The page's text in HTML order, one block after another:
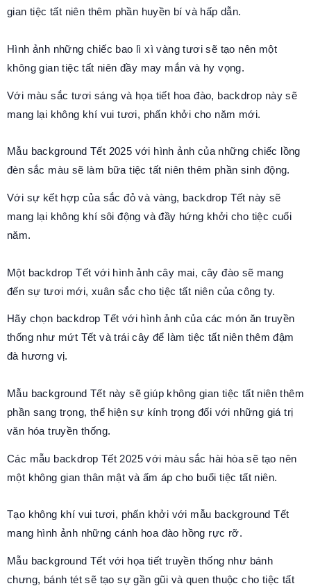
gian tiệc tất niên thêm phần huyền bí và hấp dẫn.
Hình ảnh những chiếc bao lì xì vàng tươi sẽ tạo nên một
không gian tiệc tất niên đầy may mắn và hy vọng.
Với màu sắc tươi sáng và họa tiết hoa đào, backdrop này sẽ
mang lại không khí vui tươi, phấn khởi cho năm mới.
Mẫu background Tết 2025 với hình ảnh của những chiếc lồng
đèn sắc màu sẽ làm bữa tiệc tất niên thêm phần sinh động.
Với sự kết hợp của sắc đỏ và vàng, backdrop Tết này sẽ
mang lại không khí sôi động và đầy hứng khởi cho tiệc cuối
năm.
Một backdrop Tết với hình ảnh cây mai, cây đào sẽ mang
đến sự tươi mới, xuân sắc cho tiệc tất niên của công ty.
Hãy chọn backdrop Tết với hình ảnh của các món ăn truyền
thống như mứt Tết và trái cây để làm tiệc tất niên thêm đậm
đà hương vị.
Mẫu background Tết này sẽ giúp không gian tiệc tất niên thêm
phần sang trọng, thể hiện sự kính trọng đối với những giá trị
văn hóa truyền thống.
Các mẫu backdrop Tết 2025 với màu sắc hài hòa sẽ tạo nên
một không gian thân mật và ấm áp cho buổi tiệc tất niên.
Tạo không khí vui tươi, phấn khởi với mẫu background Tết
mang hình ảnh những cánh hoa đào hồng rực rỡ.
Mẫu background Tết với họa tiết truyền thống như bánh
chưng, bánh tét sẽ tạo sự gần gũi và quen thuộc cho tiệc tất